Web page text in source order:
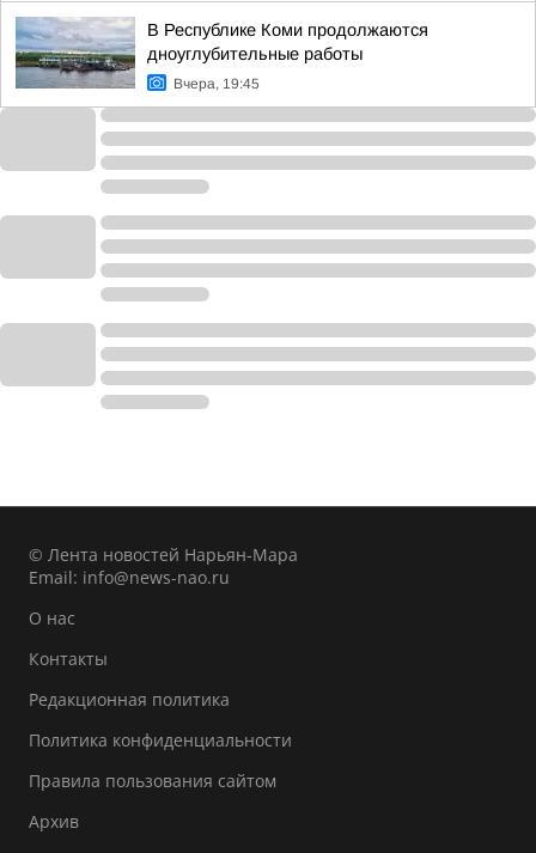
В Республике Коми продолжаются
дноуглубительные работы
Вчера, 19:45
© Лента новостей Нарьян-Мара
Email: info@news-nao.ru
О нас
Контакты
Редакционная политика
Политика конфиденциальности
Правила пользования сайтом
Архив